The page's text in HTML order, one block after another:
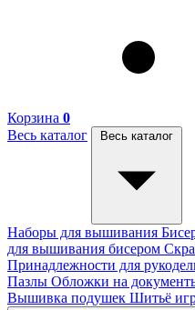
Корзина 0
Весь каталог
Весь каталог
Наборы для вышивания
для вышивания бисером
Принадлежности для
Пазлы Обложки на
Вышивка подушек Шитьё